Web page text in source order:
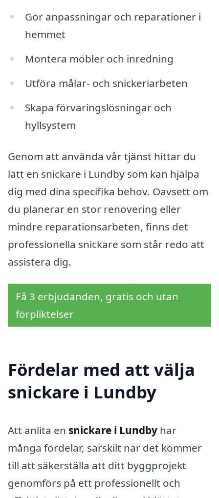
Gör anpassningar och reparationer i
hemmet
Montera möbler och inredning
Utföra målar- och snickeriarbeten
Skapa förvaringslösningar och
hyllsystem
Genom att använda vår tjänst hittar du
lätt en snickare i Lundby som kan hjälpa
dig med dina specifika behov. Oavsett om
du planerar en stor renovering eller
mindre reparationsarbeten, finns det
professionella snickare som står redo att
assistera dig.
Få 3 erbjudanden, gratis och utan
förpliktelser
Fördelar med att välja
snickare i Lundby
Att anlita en snickare i Lundby har
många fördelar, särskilt när det kommer
till att säkerställa att ditt byggprojekt
genomförs på ett professionellt och